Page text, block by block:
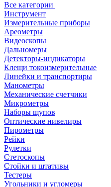
Все категории
Инструмент
Измерительные приборы
Ареометры
Видеоскопы
Дальномеры
Детекторы-индикаторы
Клещи токоизмерительные
Линейки и транспортиры
Манометры
Механические счетчики
Микрометры
Наборы щупов
Оптические нивелиры
Пирометры
Рейки
Рулетки
Стетоскопы
Стойки и штативы
Тестеры
Угольники и угломеры